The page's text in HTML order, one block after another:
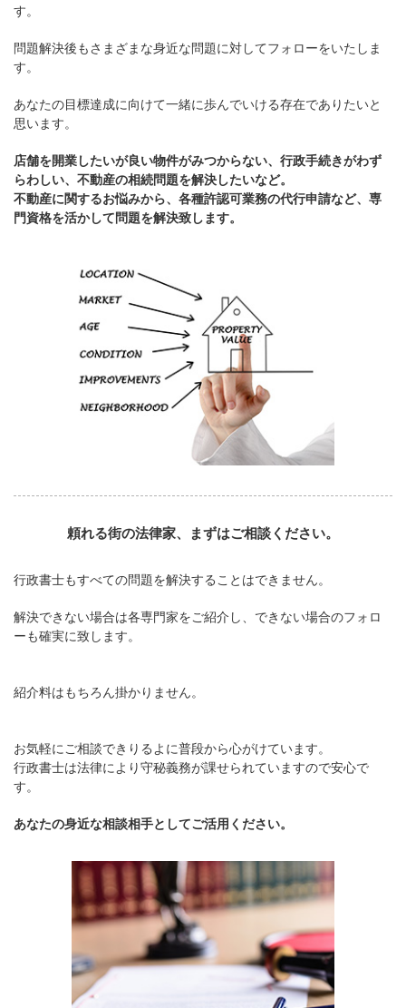
す。
問題解決後もさまざまな身近な問題に対してフォローをいたしま
す。
あなたの目標達成に向けて一緒に歩んでいける存在でありたいと
思います。
店舗を開業したいが良い物件がみつからない、行政手続きがわず
らわしい、不動産の相続問題を解決したいなど。
不動産に関するお悩みから、各種許認可業務の代行申請など、専
門資格を活かして問題を解決致します。
頼れる街の法律家、まずはご相談ください。
行政書士もすべての問題を解決することはできません。
解決できない場合は各専門家をご紹介し、できない場合のフォロ
ーも確実に致します。
紹介料はもちろん掛かりません。
お気軽にご相談できりるよに普段から心がけています。
行政書士は法律により守秘義務が課せられていますので安心で
す。
あなたの身近な相談相手としてご活用ください。